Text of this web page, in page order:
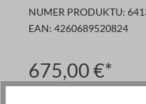
NUMER PRODUKTU:
EAN: 4260689520824
675,00 €*